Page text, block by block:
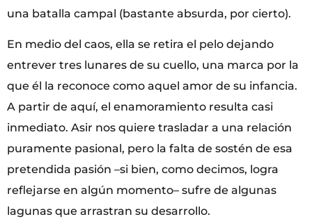
una batalla campal (bastante absurda, por cierto).
En medio del caos, ella se retira el pelo dejando
entrever tres lunares de su cuello, una marca por la
que él la reconoce como aquel amor de su infancia.
A partir de aquí, el enamoramiento resulta casi
inmediato. Asir nos quiere trasladar a una relación
puramente pasional, pero la falta de sostén de esa
pretendida pasión –si bien, como decimos, logra
reflejarse en algún momento– sufre de algunas
lagunas que arrastran su desarrollo.